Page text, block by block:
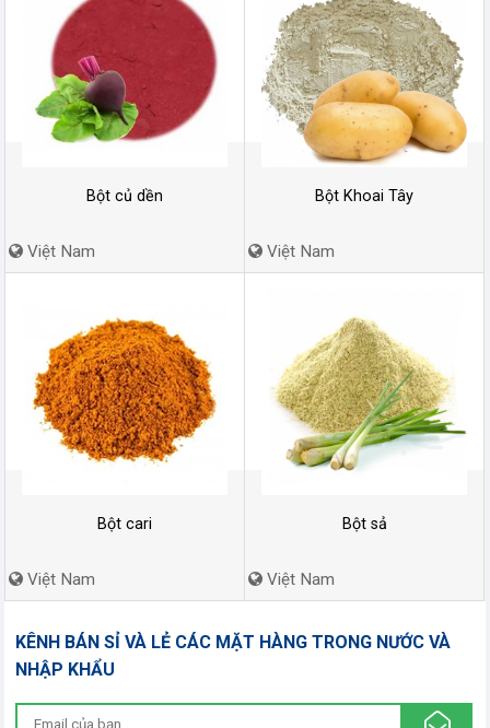
Bột củ dền
Việt Nam
Bột Khoai Tây
Việt Nam
Bột cari
Việt Nam
Bột sả
Việt Nam
KÊNH BÁN SỈ VÀ LẺ CÁC MẶT HÀNG TRONG NƯỚC VÀ
NHẬP KHẨU